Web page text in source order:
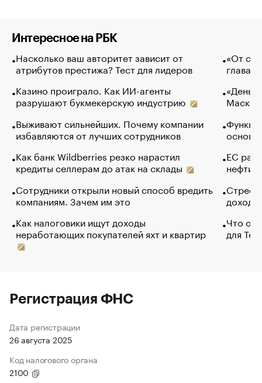
Интересное на РБК
Насколько ваш авторитет зависит от
атрибутов престижа? Тест для лидеров
Казино проиграло. Как ИИ-агенты
разрушают букмекерскую индустрию
Выживают сильнейших. Почему компании
избавляются от лучших сотрудников
Как банк Wildberries резко нарастил
кредиты селлерам до атак на склады
Сотрудники открыли новый способ вредить
компаниям. Зачем им это
Как налоговики ищут доходы
неработающих покупателей яхт и квартир
«От
глава
Маск в
основ
ЕС
нефти
Что
для
Регистрация ФНС
Дата регистрации
26 августа 2025
Код налогового органа
2100